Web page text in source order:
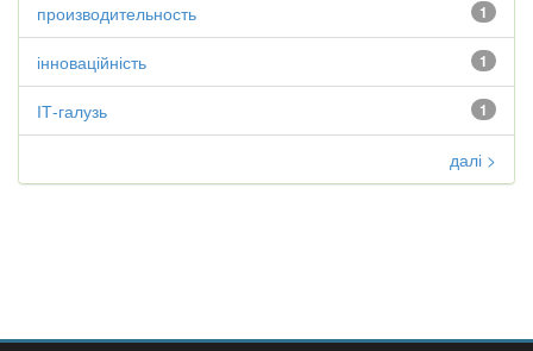
1
производительность
1
інноваційність
1
ІТ-галузь
далі >